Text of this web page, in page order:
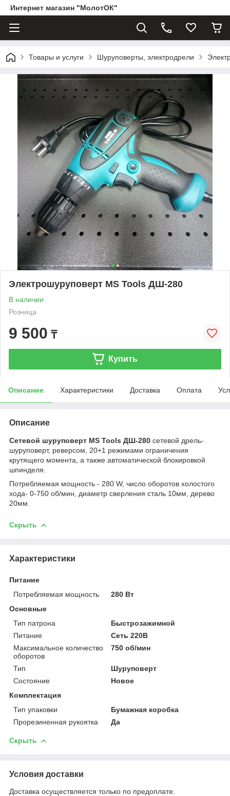
Интернет магазин "МолотОК"
Товары и услуги Шуруповерты, электродрели
Электрошуруповерт MS Tools ДШ-280
В наличии
Розница
9 500 ₸
Купить
Описание Характеристики Доставка Оплата
Описание
Сетевой шуруповерт MS Tools ДШ-280 сетевой дрель-
шуруповерт, реверсом, 20+1 режимами ограничения
крутящего момента, а также автоматической блокировкой
шпинделя.
Потребляемая мощность - 280 W, число оборотов холостого
хода- 0-750 об/мин, диаметр сверления сталь 10мм, дерево
20мм.
Скрыть
Характеристики
Питание
Потребляемая мощность
280 Вт
Основные
Тип патрона
Быстрозажимной
Питание
Сеть 220В
Максимальное количество
оборотов
750 об/мин
Тип
Шуруповерт
Состояние
Новое
Комплектация
Тип упаковки
Бумажная коробка
Прорезиненная рукоятка
Да
Скрыть
Условия доставки
Доставка осуществляется только по предоплате.